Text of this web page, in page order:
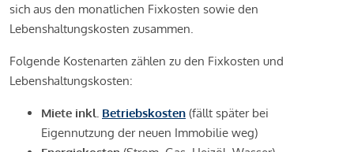
sich aus den monatlichen Fixkosten sowie den
Lebenshaltungskosten zusammen.
Folgende Kostenarten zählen zu den Fixkosten und
Lebenshaltungskosten:
Miete inkl. Betriebskosten (fällt später bei
Eigennutzung der neuen Immobilie weg)